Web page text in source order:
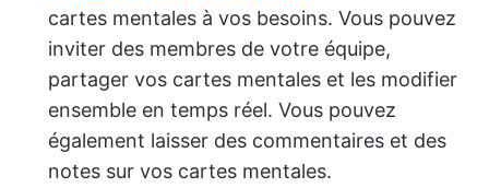
cartes mentales à vos besoins. Vous pouvez
inviter des membres de votre équipe,
partager vos cartes mentales et les modifier
ensemble en temps réel. Vous pouvez
également laisser des commentaires et des
notes sur vos cartes mentales.